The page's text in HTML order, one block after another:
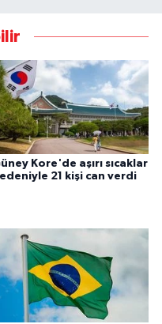
Kore'de aşırı sıcaklar
21 kişi can verdi